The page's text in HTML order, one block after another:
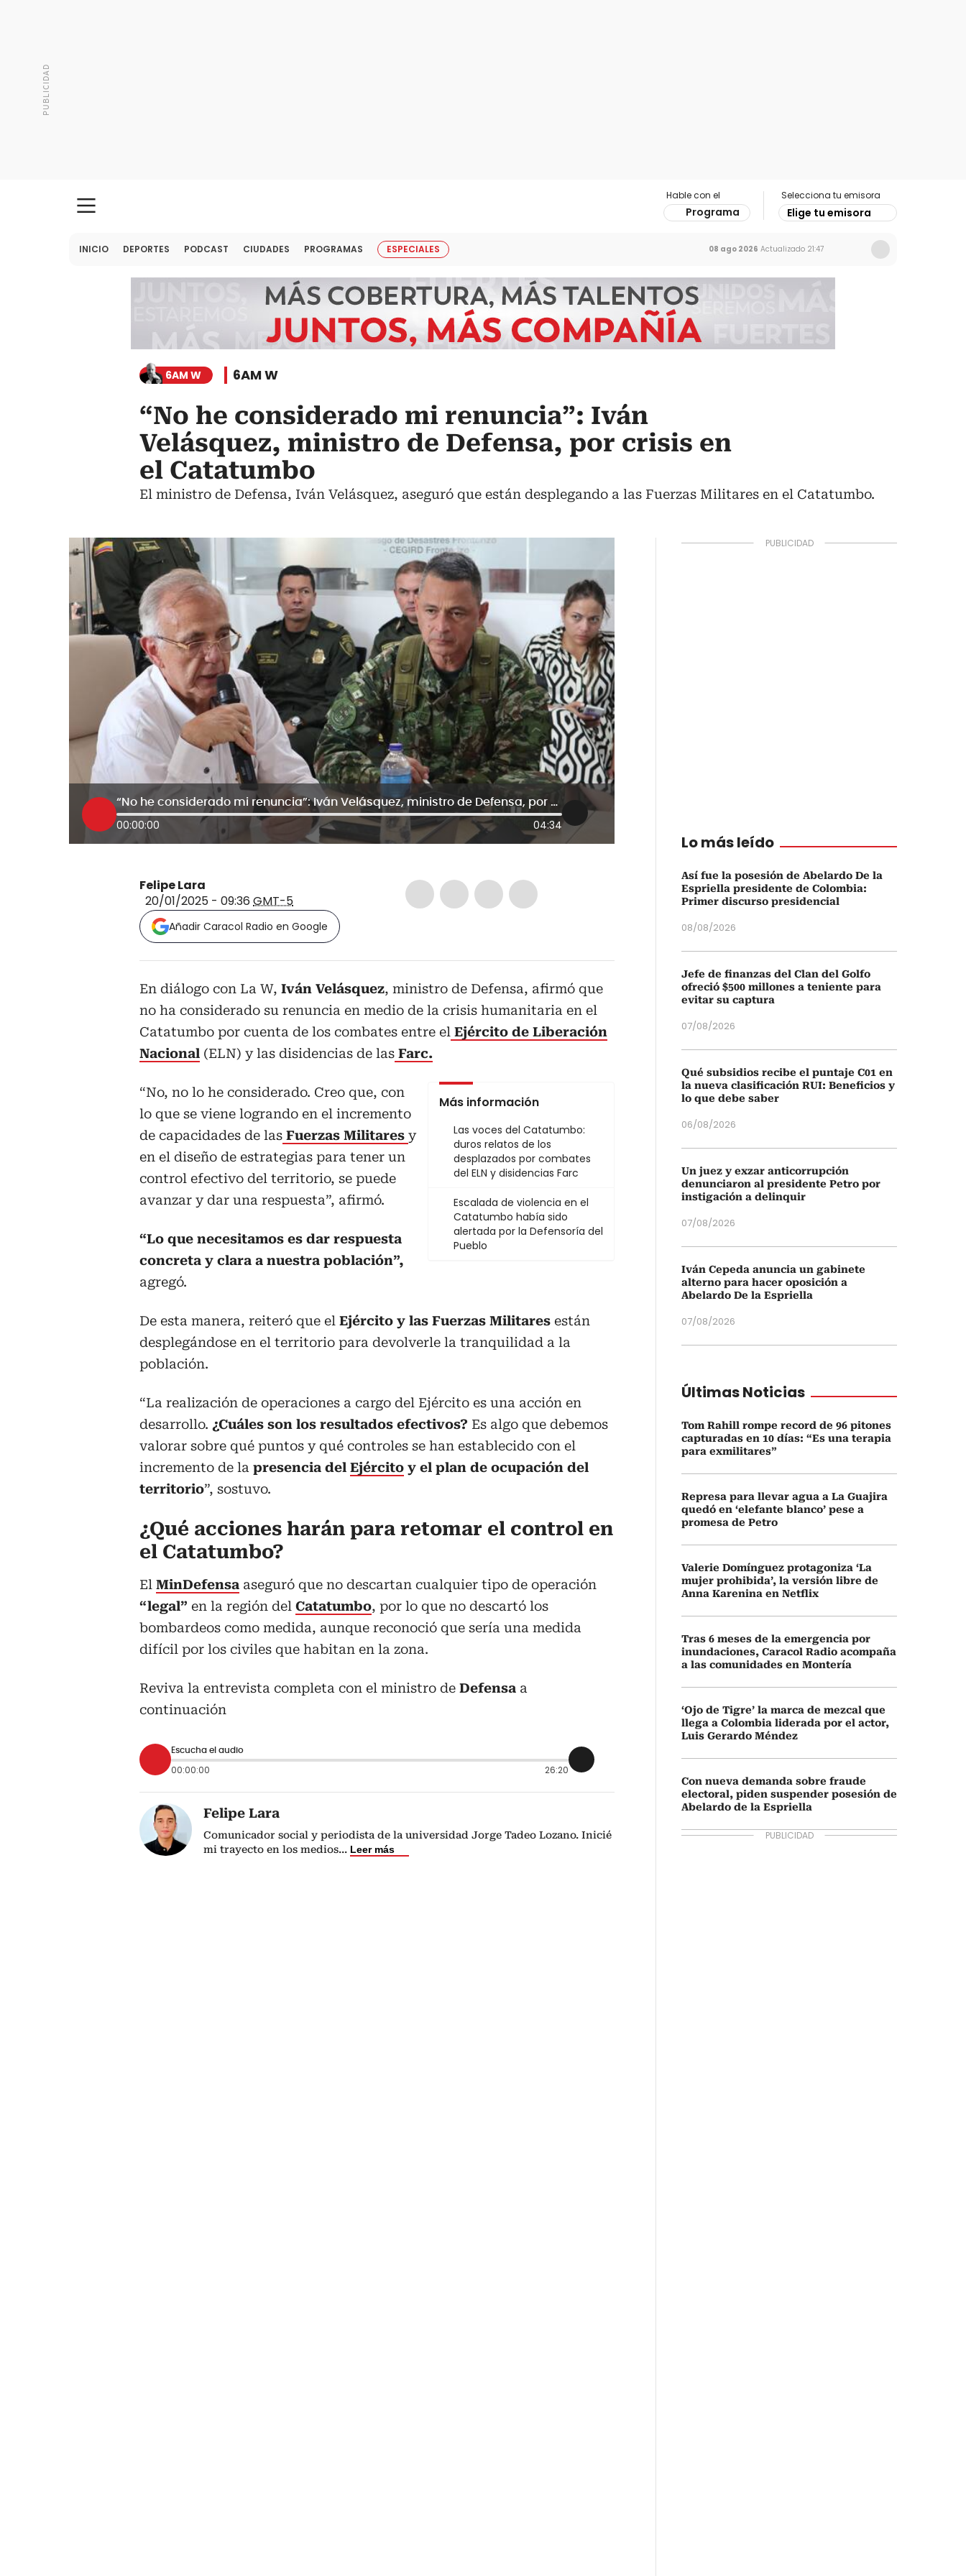
Hable con el
Programa
Selecciona tu emisora
Elige tu emisora
INICIO DEPORTES PODCAST CIUDADES PROGRAMAS ESPECIALES 08 ago 2026 Actualizado 21:47
6AM W 6AM W
“No he considerado mi renuncia”: Iván
Velásquez, ministro de Defensa, por crisis en
el Catatumbo
El ministro de Defensa, Iván Velásquez, aseguró que están desplegando a las Fuerzas Militares en el Catatumbo.
“No he considerado mi renuncia”: Iván Velásquez, ministro de Defensa, por crisis en el Catatumbo
00:00:00 04:34
Felipe Lara
20/01/2025 - 09:36 GMT-5
Añadir Caracol Radio en Google
En diálogo con La W, Iván Velásquez, ministro de Defensa, afirmó que
no ha considerado su renuncia en medio de la crisis humanitaria en el
Catatumbo por cuenta de los combates entre el Ejército de Liberación
Nacional (ELN) y las disidencias de las Farc.
Más información
Las voces del Catatumbo:
duros relatos de los
desplazados por combates
del ELN y disidencias Farc
Escalada de violencia en el
Catatumbo había sido
alertada por la Defensoría del
Pueblo
“No, no lo he considerado. Creo que, con
lo que se viene logrando en el incremento
de capacidades de las Fuerzas Militares y
en el diseño de estrategias para tener un
control efectivo del territorio, se puede
avanzar y dar una respuesta”, afirmó.
“Lo que necesitamos es dar respuesta
concreta y clara a nuestra población”,
agregó.
De esta manera, reiteró que el Ejército y las Fuerzas Militares están
desplegándose en el territorio para devolverle la tranquilidad a la
población.
“La realización de operaciones a cargo del Ejército es una acción en
desarrollo. ¿Cuáles son los resultados efectivos? Es algo que debemos
valorar sobre qué puntos y qué controles se han establecido con el
incremento de la presencia del Ejército y el plan de ocupación del
territorio”, sostuvo.
¿Qué acciones harán para retomar el control en
el Catatumbo?
El MinDefensa aseguró que no descartan cualquier tipo de operación
“legal” en la región del Catatumbo, por lo que no descartó los
bombardeos como medida, aunque reconoció que sería una medida
difícil por los civiles que habitan en la zona.
Reviva la entrevista completa con el ministro de Defensa a
continuación
Escucha el audio
00:00:00 26:20
Felipe Lara
Comunicador social y periodista de la universidad Jorge Tadeo Lozano. Inicié
mi trayecto en los medios... Leer más
Lo más leído
Así fue la posesión de Abelardo De la
Espriella presidente de Colombia:
Primer discurso presidencial
08/08/2026
Jefe de finanzas del Clan del Golfo
ofreció $500 millones a teniente para
evitar su captura
07/08/2026
Qué subsidios recibe el puntaje C01 en
la nueva clasificación RUI: Beneficios y
lo que debe saber
06/08/2026
Un juez y exzar anticorrupción
denunciaron al presidente Petro por
instigación a delinquir
07/08/2026
Iván Cepeda anuncia un gabinete
alterno para hacer oposición a
Abelardo De la Espriella
07/08/2026
Últimas Noticias
Tom Rahill rompe record de 96 pitones
capturadas en 10 días: “Es una terapia
para exmilitares”
Represa para llevar agua a La Guajira
quedó en ‘elefante blanco’ pese a
promesa de Petro
Valerie Domínguez protagoniza ‘La
mujer prohibida’, la versión libre de
Anna Karenina en Netflix
Tras 6 meses de la emergencia por
inundaciones, Caracol Radio acompaña
a las comunidades en Montería
‘Ojo de Tigre’ la marca de mezcal que
llega a Colombia liderada por el actor,
Luis Gerardo Méndez
Con nueva demanda sobre fraude
electoral, piden suspender posesión de
Abelardo de la Espriella